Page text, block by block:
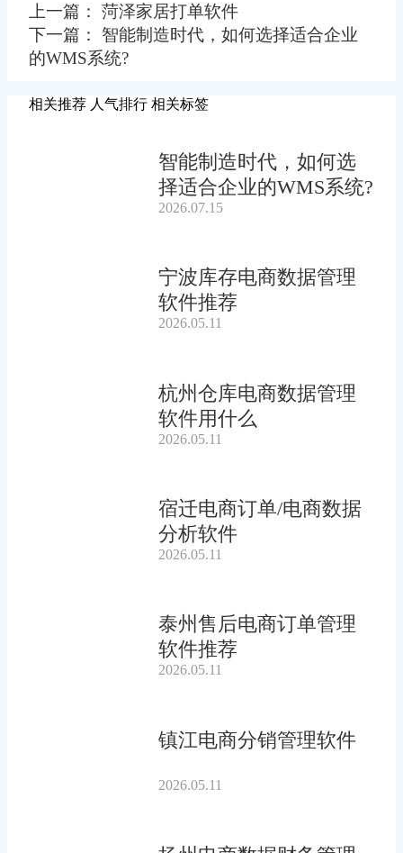
上一篇： 菏泽家居打单软件
下一篇： 智能制造时代，如何选择适合企业
的WMS系统?
相关推荐 人气排行 相关标签
智能制造时代，如何选
择适合企业的WMS系统?
2026.07.15
宁波库存电商数据管理
软件推荐
2026.05.11
杭州仓库电商数据管理
软件用什么
2026.05.11
宿迁电商订单/电商数据
分析软件
2026.05.11
泰州售后电商订单管理
软件推荐
2026.05.11
镇江电商分销管理软件
2026.05.11